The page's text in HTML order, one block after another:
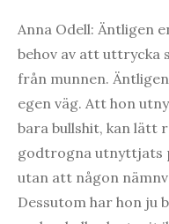
Anna Odell: Äntligen
behov av att uttrycka
från munnen.
egen väg. Att hon
bara bullshit, kan lätt
godtrogna utnyttjats
utan att någon
Dessutom har hon ju